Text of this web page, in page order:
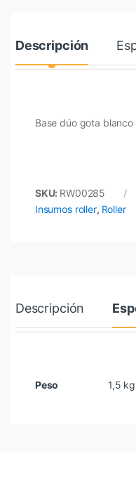
Descripción
Base dúo gota
SKU: RW00285
Insumos roller, Roller
Descripción
Peso 1,5 kg